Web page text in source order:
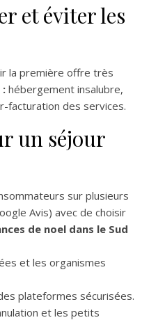
et éviter les
la première offre très
: hébergement insalubre,
facturation des services.
un séjour
sur plusieurs
Avis) avec de choisir
de noel dans le Sud
et les organismes
plateformes sécurisées.
et les petits